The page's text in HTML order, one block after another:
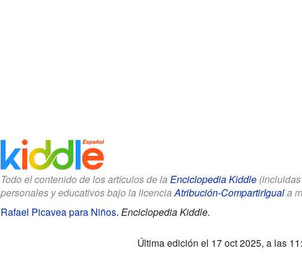
Todo el contenido de los artículos de la Enciclopedia Kiddle(incluidas
personales y educativos bajo la licenciaAtribución-CompartirIguala
Rafael Picavea para Niños. Enciclopedia Kiddle.
Última edición el 17 oct 2025, a las